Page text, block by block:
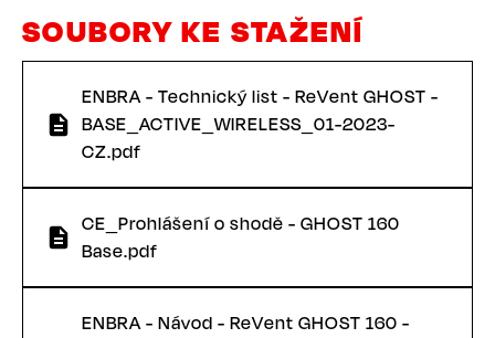
SOUBORY KE STAŽENÍ
ENBRA - Technický list - ReVent GHOST -
BASE_ACTIVE_WIRELESS_01-2023-
CZ.pdf
CE_Prohlášení o shodě - GHOST 160
Base.pdf
ENBRA - Návod - ReVent GHOST 160 -